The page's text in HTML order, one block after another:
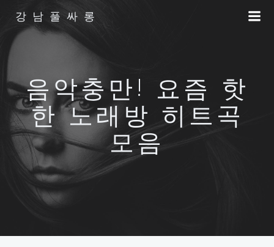
강남풀싸롱
음악충만! 요즘 핫
한 노래방 히트곡
모음